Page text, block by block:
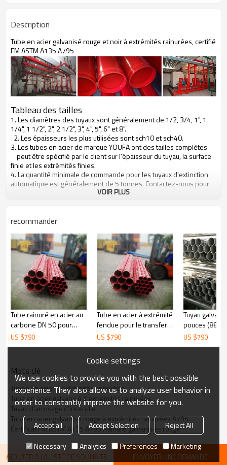
Usage
Protecteur d'extrémité
Lisse ou fileté avec douilles ou
biseauté avec capuchons en
plastique
Description
Tube en acier galvanisé rouge et noir à extrémités rainurées, certifié
FM ASTM A135 A795
Tableau des tailles
1. Les diamètres des tuyaux sont généralement de 1/2, 3/4, 1", 1
1/4", 1 1/2", 2", 2 1/2", 3", 4", 5", 6" et 8".
2. Les épaisseurs les plus utilisées sont sch10 et sch40.
3. Les tubes en acier de marque YOUFA ont des tailles complètes
peut être spécifié par le client sur l'épaisseur du tuyau, la surface
finie et les extrémités finies.
4. La quantité minimale de commande pour les tuyaux d'extinction
automatique est généralement de 5 tonnes. Contactez-nous pour
VOIR PLUS
recommander
Tube rainuré en acier au
carbone DN 50 pour
système d'extinction
d'incendie ou de
US $790
Tube en acier à extrémité
fendue pour le transfert
d'eau
US $790
Tuyau
pouces (88,9
extrémité
roulée
US $790
Mots clé
Tubes en acier à extrémités rainurées
Tube en acier galvanisé à extrémités rainurées
Tuyau d'arrosage d'incendie
Tube en acier galvanisé rouge à extrémités rainurées A795
Certificat FM ASTM A135 A795 Rainure galvanisée rouge
AJOUTER À LA LISTE DE SOUHAITS ENVOYER UNE DEMANDE
Cookie settings
We use cookies to provide you with the best possible
experience. They also allow us to analyze user behavior in
order to constantly improve the website for you.
Accept all Accept Selection
Reject All
Necessary
Analytics Preferences Marketing